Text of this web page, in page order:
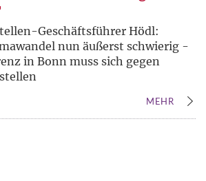
Geschäftsführer Hödl:
nun äußerst schwierig -
in Bonn muss sich gegen
MEHR